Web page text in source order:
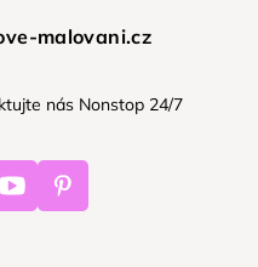
malovani.cz
nás Nonstop 24/7
Youtube Pinterest